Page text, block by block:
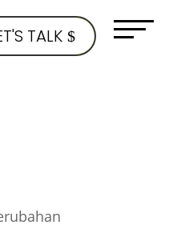
TALK